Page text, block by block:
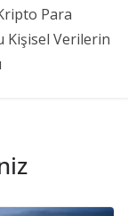
Para
Kişisel Verilerin